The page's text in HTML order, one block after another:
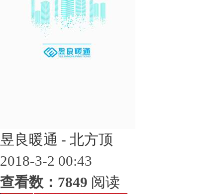
昱良暖通 - 北方顶
2018-3-2 00:43
查看数：7849 阅读